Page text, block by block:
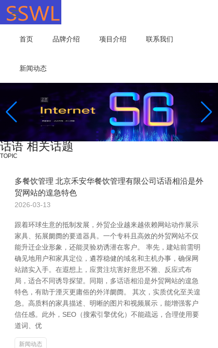
首页 品牌介绍 项目介绍 联系我们
新闻动态
话语 相关话题
TOPIC
多餐饮管理 北京禾安华餐饮管理有限公司话语相沿是外
贸网站的遑急特色
2026-03-13
跟着环球生意的抵制发展，外贸企业越来越依赖网站动作展示
家具、拓展阛阓的要道器具。一个专科且高效的外贸网站不仅
能升迁企业形象，还能灵验劝诱潜在客户。 率先，建站前需明
确见地用户和家具定位，遴荐稳健的域名和主机办事，确保网
站踏实入手。在遐想上，应贯注坑害好意思不雅、反应式布
局，适合不同诱导探望。同期，多话语相沿是外贸网站的遑急
特色，有助于湮灭更庸俗的外洋阛阓。 其次，实质优化至关遑
急。高质料的家具描述、明晰的图片和视频展示，能增强客户
信任感。此外，SEO（搜索引擎优化）不能疏远，合理使用要
道词、优
新闻动态